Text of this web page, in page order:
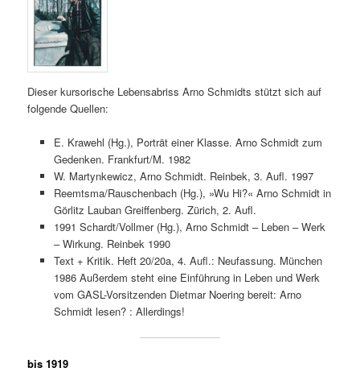
Dieser kursorische Lebensabriss Arno Schmidts stützt sich auf
folgende Quellen:
E. Krawehl (Hg.), Porträt einer Klasse. Arno Schmidt zum
Gedenken. Frankfurt/M. 1982
W. Martynkewicz, Arno Schmidt. Reinbek, 3. Aufl. 1997
Reemtsma/Rauschenbach (Hg.), »Wu Hi?« Arno Schmidt in
Görlitz Lauban Greiffenberg. Zürich, 2. Aufl.
1991 Schardt/Vollmer (Hg.), Arno Schmidt – Leben – Werk
– Wirkung. Reinbek 1990
Text + Kritik. Heft 20/20a, 4. Aufl.: Neufassung. München
1986 Außerdem steht eine Einführung in Leben und Werk
vom GASL-Vorsitzenden Dietmar Noering bereit: Arno
Schmidt lesen? : Allerdings!
bis 1919